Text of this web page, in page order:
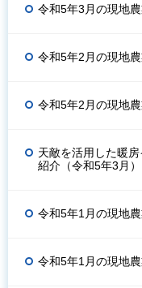
令和5年3月の現地
令和5年2月の現地
令和5年2月の現地
天敵を活用した暖
紹介（令和5年3月）
令和5年1月の現地
令和5年1月の現地